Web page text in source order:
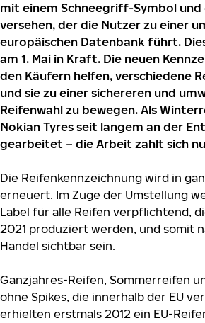
mit einem Schneegriff-Symbol und
versehen, der die Nutzer zu einer
europäischen Datenbank führt.
am 1. Mai in Kraft. Die neuen
den Käufern helfen, verschiedene
und sie zu einer sichereren und
Reifenwahl zu bewegen. Als
Nokian Tyres seit langem an der
gearbeitet – die Arbeit zahlt sich
Die Reifenkennzeichnung wird in
erneuert. Im Zuge der Umstellung
Label für alle Reifen verpflichtend,
2021 produziert werden, und somit
Handel sichtbar sein.
Ganzjahres-Reifen, Sommerreifen
ohne Spikes, die innerhalb der EU
erhielten erstmals 2012 ein EU-